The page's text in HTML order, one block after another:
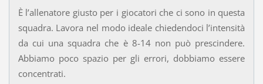
È l’allenatore giusto per i giocatori che ci sono in questa
squadra. Lavora nel modo ideale chiedendoci l’intensità
da cui una squadra che è 8-14 non può prescindere.
Abbiamo poco spazio per gli errori, dobbiamo essere
concentrati.